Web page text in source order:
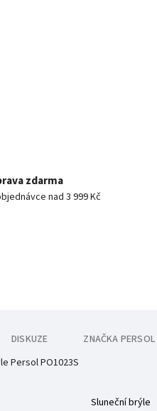
zdarma
nad 3 999 Kč
DISKUZE ZNAČKA PERSOL
Persol PO1023S
Sluneční brýle